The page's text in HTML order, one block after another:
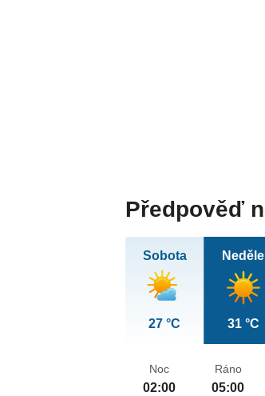
Předpověď
Sobota
27 °C
Neděle
31 °C
Noc
02:00
Ráno
05:00